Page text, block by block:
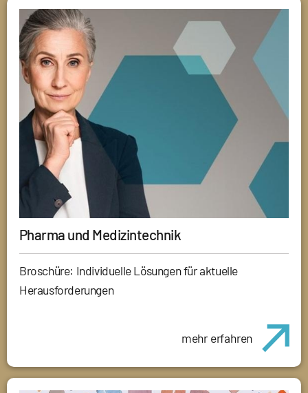
Pharma und Medizintechnik
Broschüre: Individuelle Lösungen für aktuelle
Herausforderungen
mehr erfahren